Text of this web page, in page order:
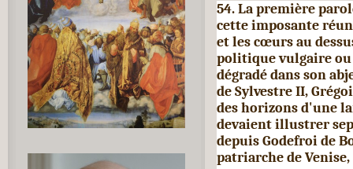
54. La première
cette imposante
et les cœurs au
politique vulgaire ou
dégradé dans son
de Sylvestre II,
des horizons d'une
devaient illustrer
depuis Godefroi de
patriarche de